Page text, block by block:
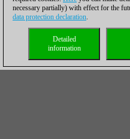
necessary partially) with effect for the
data protection declaration.
Detailed
information